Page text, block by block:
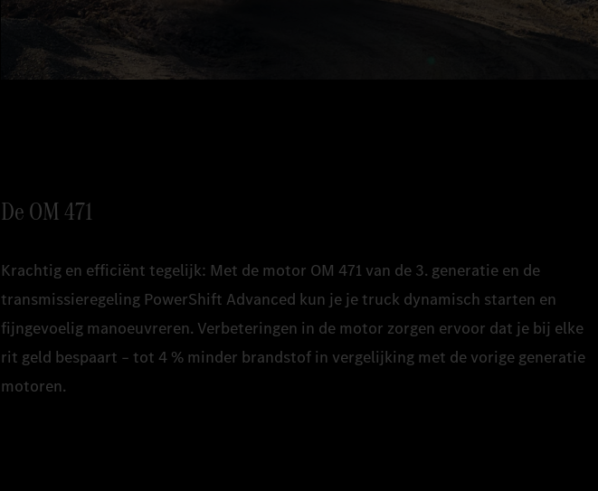
De OM 471
Krachtig en efficiënt tegelijk: Met de motor OM 471 van de 3. generatie en de
transmissieregeling PowerShift Advanced kun je je truck dynamisch starten en
fijngevoelig manoeuvreren. Verbeteringen in de motor zorgen ervoor dat je bij elke
rit geld bespaart – tot 4 % minder brandstof in vergelijking met de vorige generatie
motoren.